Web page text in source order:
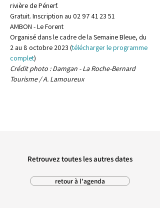
rivière de Pénerf.
Gratuit. Inscription au 02 97 41 23 51
AMBON - Le Forent
Organisé dans le cadre de la Semaine Bleue, du
2 au 8 octobre 2023 (télécharger le programme
complet)
Crédit photo : Damgan - La Roche-Bernard
Tourisme / A. Lamoureux
Retrouvez toutes les autres dates
retour à l'agenda